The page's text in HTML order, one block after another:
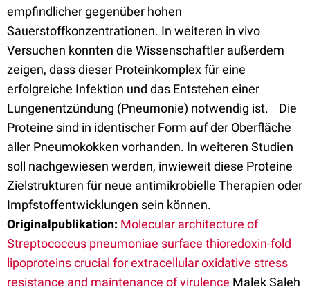
empfindlicher gegenüber hohen
Sauerstoffkonzentrationen. In weiteren in vivo
Versuchen konnten die Wissenschaftler außerdem
zeigen, dass dieser Proteinkomplex für eine
erfolgreiche Infektion und das Entstehen einer
Lungenentzündung (Pneumonie) notwendig ist. Die
Proteine sind in identischer Form auf der Oberfläche
aller Pneumokokken vorhanden. In weiteren Studien
soll nachgewiesen werden, inwieweit diese Proteine
Zielstrukturen für neue antimikrobielle Therapien oder
Impfstoffentwicklungen sein können.
Originalpublikation: Molecular architecture of
Streptococcus pneumoniae surface thioredoxin-fold
lipoproteins crucial for extracellular oxidative stress
resistance and maintenance of virulence Malek Saleh